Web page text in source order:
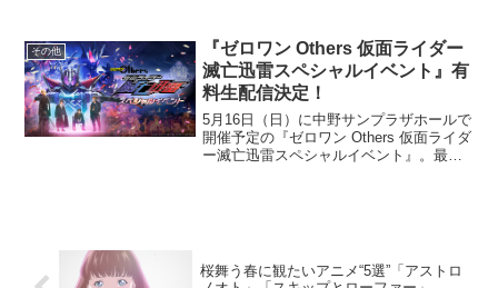
にて上演される。出演は、...
その他
『ゼロワン Others 仮面ライダー
滅亡迅雷スペシャルイベント』有
料生配信決定！
5月16日（日）に中野サンプラザホールで
開催予定の『ゼロワン Others 仮面ライダ
ー滅亡迅雷スペシャルイベント』。最終
桜舞う春に観たいアニメ“5選”「アストロ